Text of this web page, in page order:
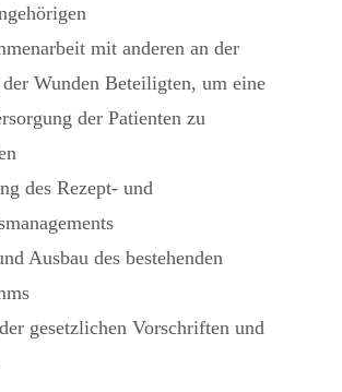
mit anderen an der
Wunden Beteiligten, um eine
der Patienten zu
des Rezept- und
Ausbau des bestehenden
gesetzlichen Vorschriften und